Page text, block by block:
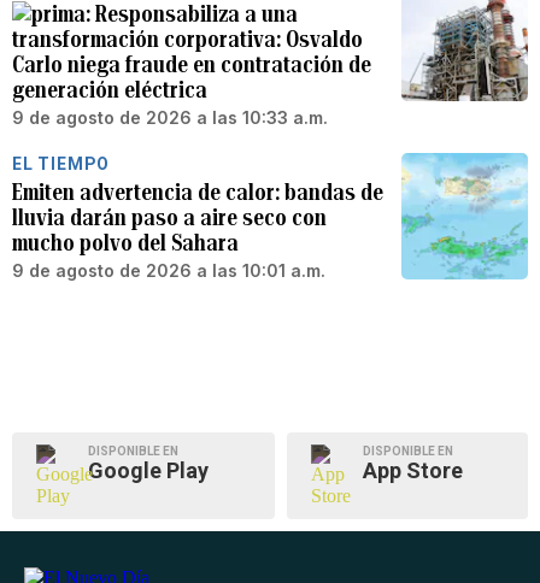
Responsabiliza a una
transformación corporativa: Osvaldo
Carlo niega fraude en contratación de
generación eléctrica
9 de agosto de 2026 a las 10:33 a.m.
EL TIEMPO
Emiten advertencia de calor: bandas de
lluvia darán paso a aire seco con
mucho polvo del Sahara
9 de agosto de 2026 a las 10:01 a.m.
DISPONIBLE EN
Google Play
DISPONIBLE EN
App Store